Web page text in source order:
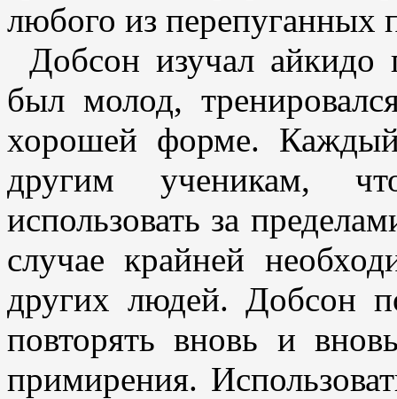
любого из перепуганных
Добсон изучал
был молод,
хорошей форме.
другим ученикам,
использовать за
случае крайней
других людей. Добсон
повторять вновь и
примирения.